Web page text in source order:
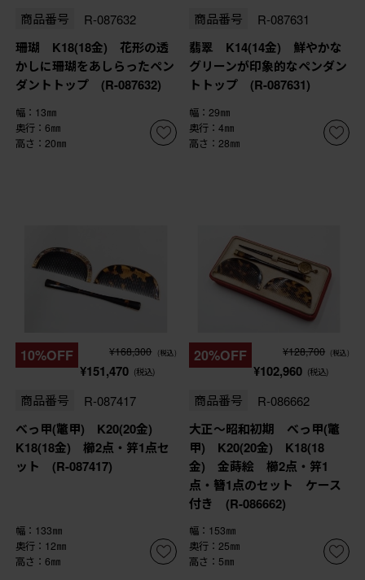
商品番号 R-087632
珊瑚 K18(18金) 花形の透
かしに珊瑚をあしらったペン
ダントトップ (R-087632)
幅：13㎜
奥行：6㎜
高さ：20㎜
商品番号 R-087631
翡翠 K14(14金) 鮮やかな
グリーンが印象的なペンダン
トトップ (R-087631)
幅：29㎜
奥行：4㎜
高さ：28㎜
10%OFF ¥168,300 (税込)
¥151,470 (税込)
商品番号 R-087417
べっ甲(鼈甲) K20(20金)
K18(18金) 櫛2点・笄1点セ
ット (R-087417)
幅：133㎜
奥行：12㎜
高さ：6㎜
20%OFF ¥128,700 (税込)
¥102,960 (税込)
商品番号 R-086662
大正～昭和初期 べっ甲(鼈
甲) K20(20金) K18(18
金) 金蒔絵 櫛2点・笄1
点・簪1点のセット ケース
付き (R-086662)
幅：153㎜
奥行：25㎜
高さ：5㎜